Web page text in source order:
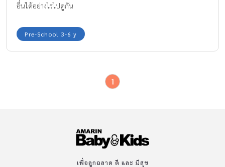
อื่นได้อย่างไรไปดูกัน
Pre-School 3-6 y
1
เพื่อลูกฉลาด ดี และ มีสุข